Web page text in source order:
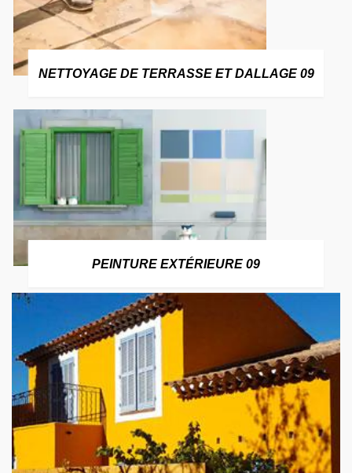
NETTOYAGE DE TERRASSE ET DALLAGE 09
PEINTURE EXTÉRIEURE 09